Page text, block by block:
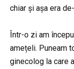
chiar și așa era
Într-o zi am
amețeli. Puneam
ginecolog la care